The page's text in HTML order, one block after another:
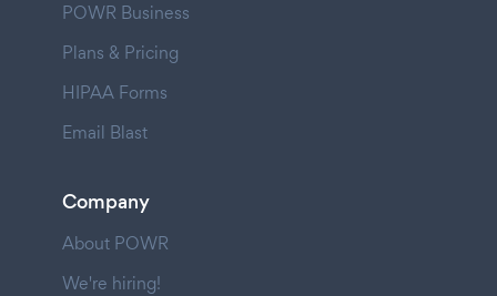
POWR Business
Plans & Pricing
HIPAA Forms
Email Blast
Company
About POWR
We're hiring!